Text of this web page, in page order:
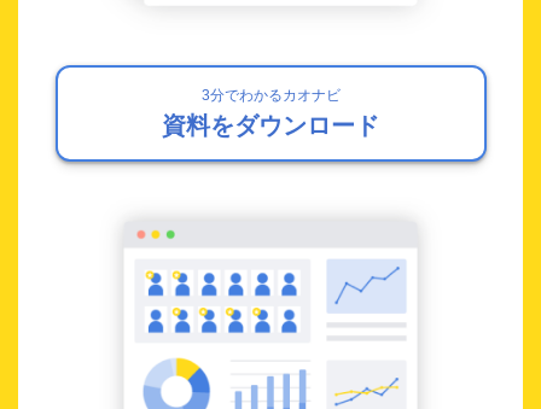
3分でわかるカオナビ
資料をダウンロード